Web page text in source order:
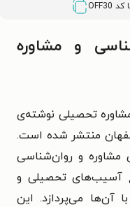
OFF30
و مشاوره
تحصیلی نوشته‌ی
منتشر شده است.
و روان‌شناسی
آسیب‌های تحصیلی و
آن‌ها می‌پردازد. این